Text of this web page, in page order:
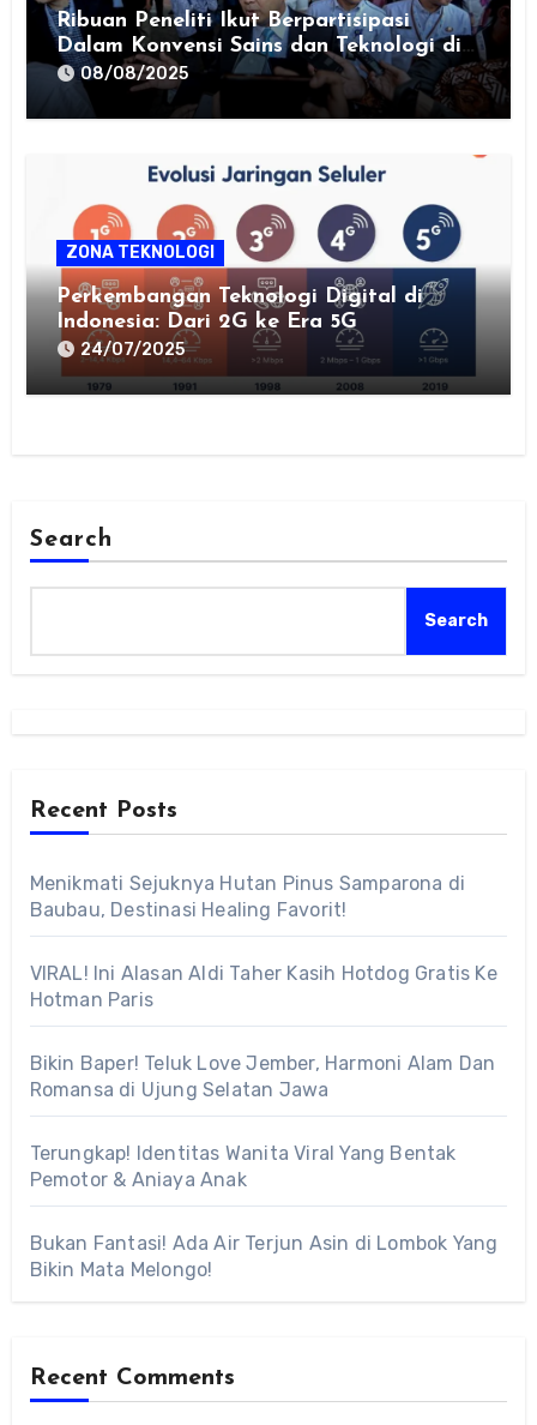
Ribuan Peneliti Ikut Berpartisipasi
Dalam Konvensi Sains dan Teknologi di
ITB08/08/2025
ZONA TEKNOLOGI
Perkembangan Teknologi Digital di
Indonesia: Dari 2G ke Era 5G
24/07/2025
Search
Search
Recent Posts
Menikmati Sejuknya Hutan Pinus Samparona di
Baubau, Destinasi Healing Favorit!
VIRAL! Ini Alasan Aldi Taher Kasih Hotdog Gratis Ke
Hotman Paris
Bikin Baper! Teluk Love Jember, Harmoni Alam Dan
Romansa di Ujung Selatan Jawa
Terungkap! Identitas Wanita Viral Yang Bentak
Pemotor & Aniaya Anak
Bukan Fantasi! Ada Air Terjun Asin di Lombok Yang
Bikin Mata Melongo!
Recent Comments